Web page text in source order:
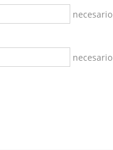
necesario
necesario